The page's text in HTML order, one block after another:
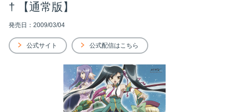
† 【通常版】
発売日：2009/03/04
公式サイト 公式配信はこちら